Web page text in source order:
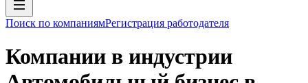
Поиск по компаниямРегистрация работодателя
Компании в индустрии